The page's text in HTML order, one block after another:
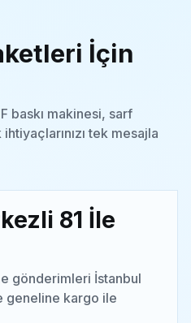
İçin
baskı makinesi, sarf
tek mesajla
81 İle
gönderimleri İstanbul
geneline kargo ile